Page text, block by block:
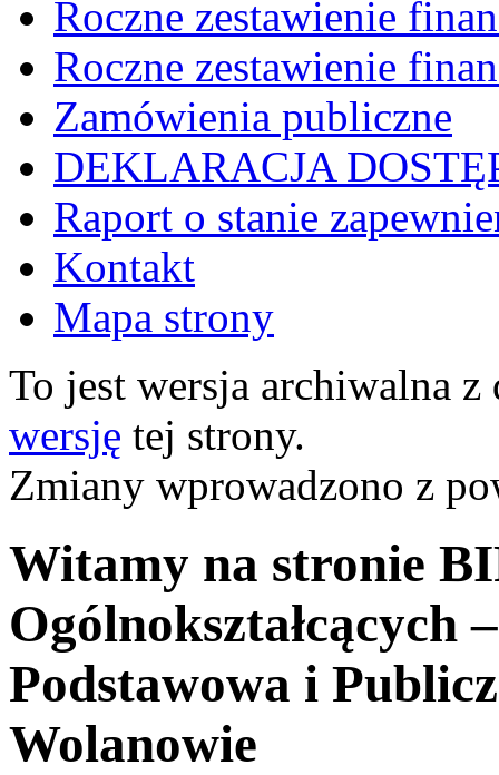
Roczne zestawienie
Roczne zestawienie
Zamówienia publiczne
DEKLARACJA
Raport o stanie
Kontakt
Mapa strony
To jest wersja archiwalna
wersję tej strony.
Zmiany wprowadzono z
Witamy na stronie
Ogólnokształcących
Podstawowa i
Wolanowie